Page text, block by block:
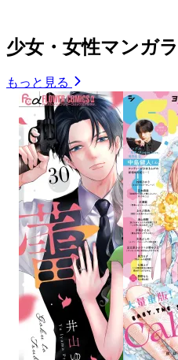
少女・女性マンガ
もっと見る